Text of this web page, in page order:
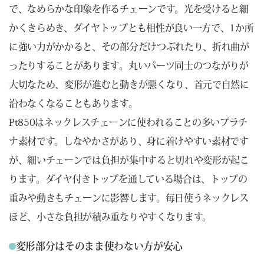
で、なめらかな印象を作るチェーンです。光を受けると細
かくきらめき、ダイヤトップとも相性が良い一方で、1か所
に強い力がかかると、その部分だけつぶれたり、折れ曲が
ったりすることがあります。丸いパーツ同士のつながりが
大切なため、変形が進むと動きが悪くなり、首元で自然に
沿わなくなることもあります。
Pt850はネックレスチェーンに使われることの多いプラチ
ナ素材です。しなやかさがあり、身に着けやすい素材です
が、細いチェーンでは負担が集中すると切れや変形が起こ
ります。ダイヤ付きトップを通している場合は、トップの
重みや動きもチェーンに影響します。毎日使うネックレス
ほど、小さな負担が積み重なりやすくなります。
変形部分はそのまま使わない方が安心